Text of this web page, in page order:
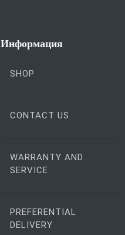
Информация
SHOP
CONTACT US
WARRANTY AND
SERVICE
PREFERENTIAL
DELIVERY